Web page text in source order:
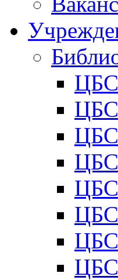
ЦБС
ЦБС
ЦБС
ЦБС
ЦБС
ЦБС
ЦБС
ЦБС